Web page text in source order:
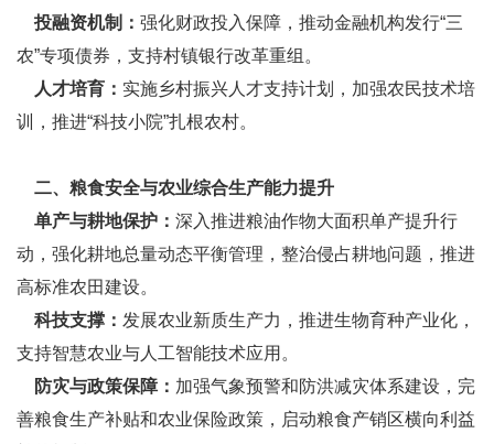
投融资机制： 强化财政投入保障，推动金融机构发行“三
农”专项债券，支持村镇银行改革重组。
人才培育： 实施乡村振兴人才支持计划，加强农民技术培
训，推进“科技小院”扎根农村。
二、粮食安全与农业综合生产能力提升
单产与耕地保护： 深入推进粮油作物大面积单产提升行
动，强化耕地总量动态平衡管理，整治侵占耕地问题，推进
高标准农田建设。
科技支撑： 发展农业新质生产力，推进生物育种产业化，
支持智慧农业与人工智能技术应用。
防灾与政策保障： 加强气象预警和防洪减灾体系建设，完
善粮食生产补贴和农业保险政策，启动粮食产销区横向利益